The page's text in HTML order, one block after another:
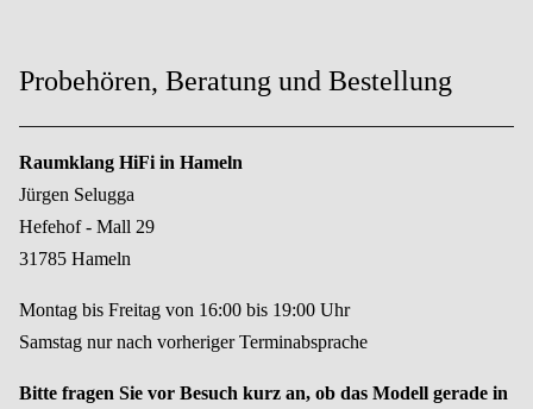
Probehören, Beratung und Bestellung
Raumklang HiFi in Hameln
Jürgen Selugga
Hefehof - Mall 29
31785 Hameln
Montag bis Freitag von 16:00 bis 19:00 Uhr
Samstag nur nach vorheriger Terminabsprache
Bitte fragen Sie vor Besuch kurz an, ob das Modell gerade in